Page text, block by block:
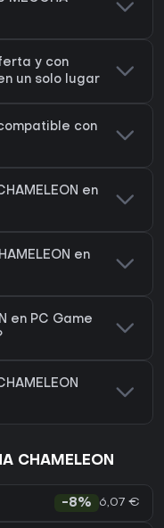
y con
un solo lugar
compatible con
en
en
en PC Game
CHAMELEON
-8% 6,07 €